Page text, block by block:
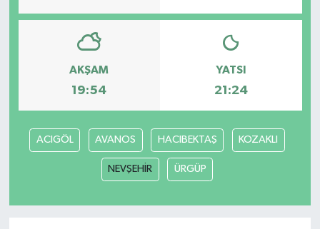
AKŞAM
19:54
YATSI
21:24
ACIGÖL AVANOS HACIBEKTAŞ KOZAKLI
NEVŞEHİR ÜRGÜP